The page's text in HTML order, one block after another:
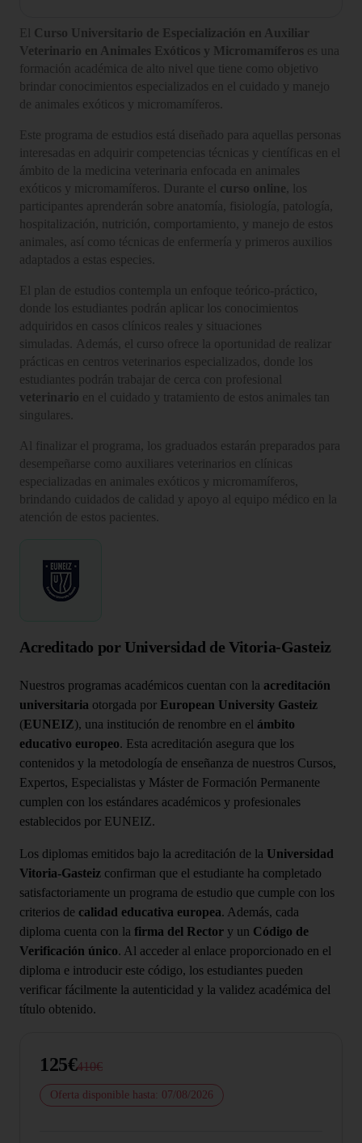
El Curso Universitario de Especialización en Auxiliar
Veterinario en Animales Exóticos y Micromamíferos es una
formación académica de alto nivel que tiene como objetivo
brindar conocimientos especializados en el cuidado y manejo
de animales exóticos y micromamíferos.
Este programa de estudios está diseñado para aquellas personas
interesadas en adquirir competencias técnicas y científicas en el
ámbito de la medicina veterinaria enfocada en animales
exóticos y micromamíferos. Durante el curso online , los
participantes aprenderán sobre anatomía, fisiología, patología,
hospitalización, nutrición, comportamiento, y manejo de estos
animales, así como técnicas de enfermería y primeros auxilios
adaptados a estas especies.
El plan de estudios contempla un enfoque teórico-práctico,
donde los estudiantes podrán aplicar los conocimientos
adquiridos en casos clínicos reales y situaciones
simuladas. Además, el curso ofrece la oportunidad de realizar
prácticas en centros veterinarios especializados, donde los
estudiantes podrán trabajar de cerca con profesional
veterinario en el cuidado y tratamiento de estos animales tan
singulares.
Al finalizar el programa, los graduados estarán preparados para
desempeñarse como auxiliares veterinarios en clínicas
especializadas en animales exóticos y micromamíferos,
brindando cuidados de calidad y apoyo al equipo médico en la
atención de estos pacientes.
Acreditado por Universidad de Vitoria-Gasteiz
Nuestros programas académicos cuentan con la acreditación
universitaria otorgada por European University Gasteiz
(EUNEIZ), una institución de renombre en el ámbito
educativo europeo. Esta acreditación asegura que los
contenidos y la metodología de enseñanza de nuestros Cursos,
Expertos, Especialistas y Máster de Formación Permanente
cumplen con los estándares académicos y profesionales
establecidos por EUNEIZ.
Los diplomas emitidos bajo la acreditación de la Universidad
Vitoria-Gasteiz confirman que el estudiante ha completado
satisfactoriamente un programa de estudio que cumple con los
criterios de calidad educativa europea. Además, cada
diploma cuenta con la firma del Rector y un Código de
Verificación único. Al acceder al enlace proporcionado en el
diploma e introducir este código, los estudiantes pueden
verificar fácilmente la autenticidad y la validez académica del
título obtenido.
125€410€
Oferta disponible hasta: 07/08/2026